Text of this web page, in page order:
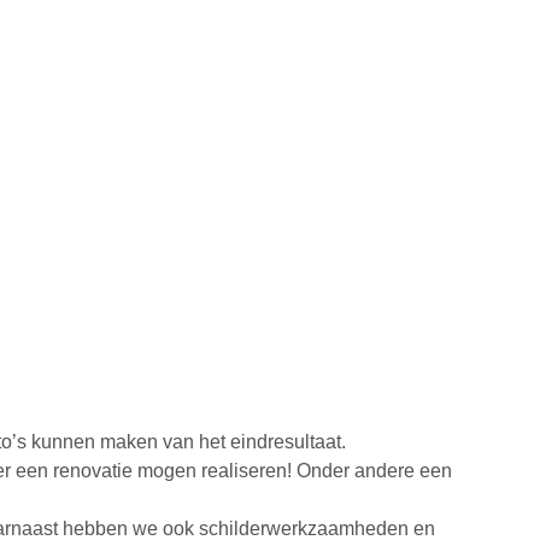
kunnen maken van het eindresultaat.
een renovatie mogen realiseren! Onder andere een
hebben we ook schilderwerkzaamheden en